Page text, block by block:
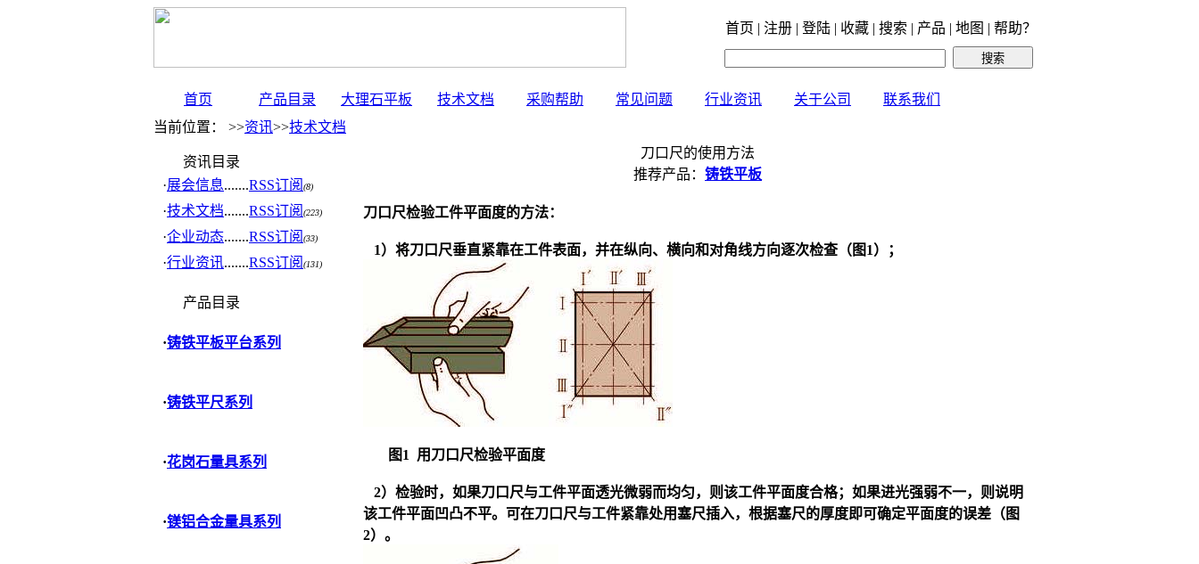
首页 | 注册 | 登陆 | 收藏 | 搜索 | 产品 | 地图 | 帮助？
首页 产品目录 大理石平板 技术文档 采购帮助 常见问题 行业资讯 关于公司
联系我们
当前位置： >>资讯>>技术文档
资讯目录
·展会信息.......RSS订阅 (8)
·技术文档.......RSS订阅 (223)
·企业动态.......RSS订阅 (33)
·行业资讯.......RSS订阅 (131)
产品目录
·铸铁平板平台系列
·铸铁平尺系列
·花岗石量具系列
·镁铝合金量具系列
刀口尺的使用方法
推荐产品： 铸铁平板
刀口尺检验工件平面度的方法：
1）将刀口尺垂直紧靠在工件表面，并在纵向、横向和对角线方向逐次检查（图1）；
图1 用 刀口尺检验平面度
2）检验时，如果刀口尺与工件平面透光微弱而均匀，则该工件平面度合格；如果进光强弱不一，则说明
该工件平面凹凸不平。可在刀口尺与工件紧靠处用塞尺插入，根据塞尺的厚度即可确定平面度的误差（图
2）。